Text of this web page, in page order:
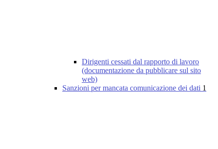
Dirigenti cessati dal rapporto di lavoro
(documentazione da pubblicare sul sito
web)
Sanzioni per mancata comunicazione dei dati 1